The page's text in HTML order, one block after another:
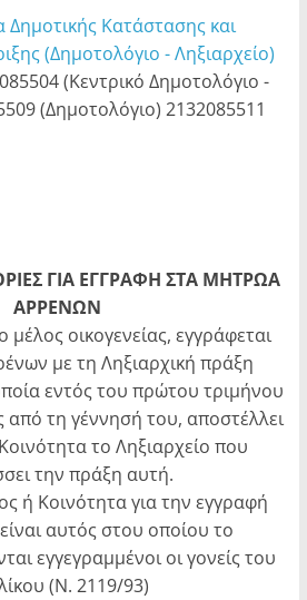
Δημοτικής Κατάστασης και
(Δημοτολόγιο - Ληξιαρχείο)
(Κεντρικό Δημοτολόγιο -
(Δημοτολόγιο) 2132085511
ΓΙΑ ΕΓΓΡΑΦΗ ΣΤΑ ΜΗΤΡΩΑ
ΑΡΡΕΝΩΝ
οικογενείας, εγγράφεται
με τη Ληξιαρχική πράξη
εντός του πρώτου τριμήνου
τη γέννησή του, αποστέλλει
το Ληξιαρχείο που
την πράξη αυτή.
ή Κοινότητα για την εγγραφή
αυτός στου οποίου το
εγγεγραμμένοι οι γονείς του
(Ν. 2119/93)